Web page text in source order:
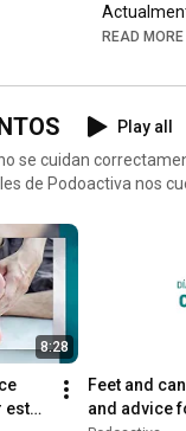
3D Scan
Conoce
READ MORE
Play all
se cuidan
de Podoactiva nos
8:28
esta
Feet and
and advice